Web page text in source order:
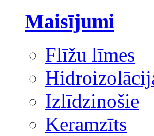
Maisījumi
Flīžu līmes
Izlīdzinošie
Keramzīts